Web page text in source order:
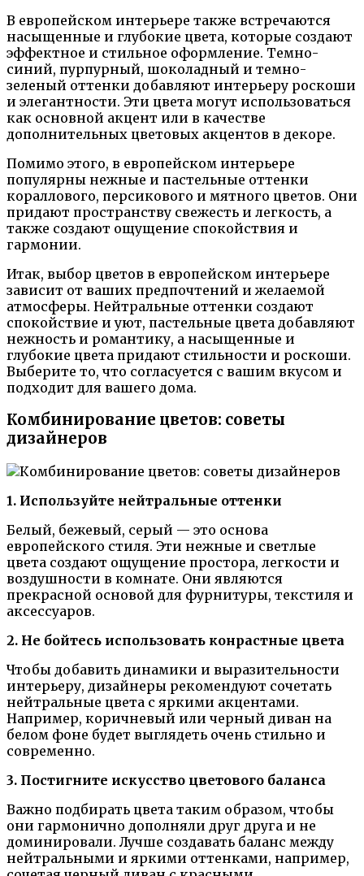
В европейском интерьере также встречаются
насыщенные и глубокие цвета, которые создают
эффектное и стильное оформление. Темно-
синий, пурпурный, шоколадный и темно-
зеленый оттенки добавляют интерьеру роскоши
и элегантности. Эти цвета могут использоваться
как основной акцент или в качестве
дополнительных цветовых акцентов в декоре.
Помимо этого, в европейском интерьере
популярны нежные и пастельные оттенки
кораллового, персикового и мятного цветов. Они
придают пространству свежесть и легкость, а
также создают ощущение спокойствия и
гармонии.
Итак, выбор цветов в европейском интерьере
зависит от ваших предпочтений и желаемой
атмосферы. Нейтральные оттенки создают
спокойствие и уют, пастельные цвета добавляют
нежность и романтику, а насыщенные и
глубокие цвета придают стильности и роскоши.
Выберите то, что согласуется с вашим вкусом и
подходит для вашего дома.
Комбинирование цветов: советы
дизайнеров
1. Используйте нейтральные оттенки
Белый, бежевый, серый — это основа
европейского стиля. Эти нежные и светлые
цвета создают ощущение простора, легкости и
воздушности в комнате. Они являются
прекрасной основой для фурнитуры, текстиля и
аксессуаров.
2. Не бойтесь использовать конрастные цвета
Чтобы добавить динамики и выразительности
интерьеру, дизайнеры рекомендуют сочетать
нейтральные цвета с яркими акцентами.
Например, коричневый или черный диван на
белом фоне будет выглядеть очень стильно и
современно.
3. Постигните искусство цветового баланса
Важно подбирать цвета таким образом, чтобы
они гармонично дополняли друг друга и не
доминировали. Лучше создавать баланс между
нейтральными и яркими оттенками, например,